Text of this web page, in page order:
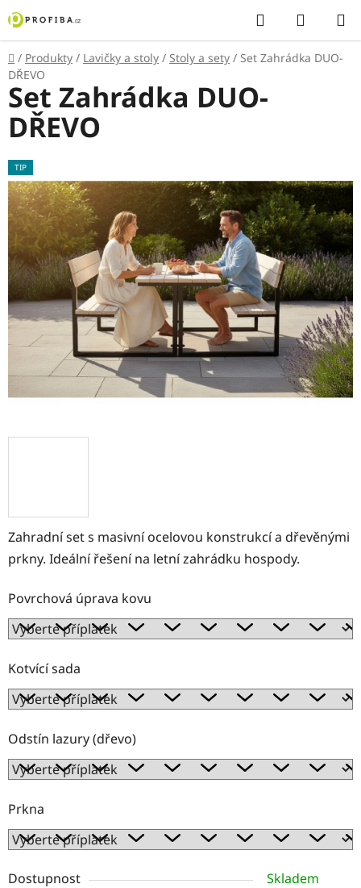
Přejít
na
obsah
Hledat
KOŠÍK
Domů
/ Produkty / Lavičky a stoly / Stoly a sety / Set Zahrádka DUO-
DŘEVO
Zahradní set s masivní ocelovou konstrukcí a dřevěnými
prkny. Ideální řešení na letní zahrádku hospody.
Povrchová úprava kovu
Kotvící sada
Odstín lazury (dřevo)
Prkna
Dostupnost
Skladem
Set Zahrádka DUO-
DŘEVO
TIP